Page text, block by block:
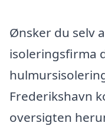
Ønsker du selv
isoleringsfirma
Frederikshavn
oversigten